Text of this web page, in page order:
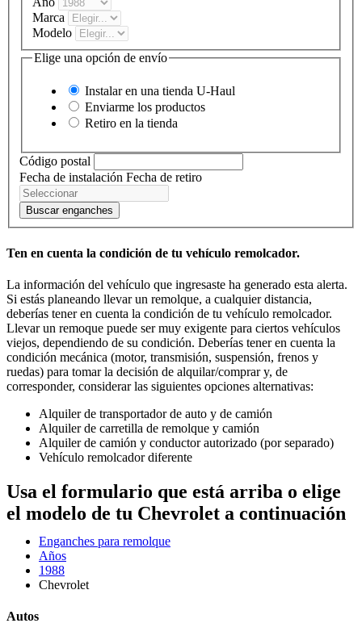
Marca
Modelo
Elige una opción de envío
Instalar en una tienda U-Haul
Enviarme los productos
Retiro en la tienda
Código postal
Fecha de instalación Fecha de retiro
Buscar enganches
Ten en cuenta la condición de tu vehículo remolcador.
La información del vehículo que ingresaste ha generado esta alerta.
Si estás planeando llevar un remolque, a cualquier distancia,
deberías tener en cuenta la condición de tu vehículo remolcador.
Llevar un remoque puede ser muy exigente para ciertos vehículos
viejos, dependiendo de su condición. Deberías tener en cuenta la
condición mecánica (motor, transmisión, suspensión, frenos y
ruedas) para tomar la decisión de alquilar/comprar y, de
corresponder, considerar las siguientes opciones alternativas:
Alquiler de transportador de auto y de camión
Alquiler de carretilla de remolque y camión
Alquiler de camión y conductor autorizado (por separado)
Vehículo remolcador diferente
Usa el formulario que está arriba o elige
el modelo de tu Chevrolet a continuación
Enganches para remolque
Años
1988
Chevrolet
Autos